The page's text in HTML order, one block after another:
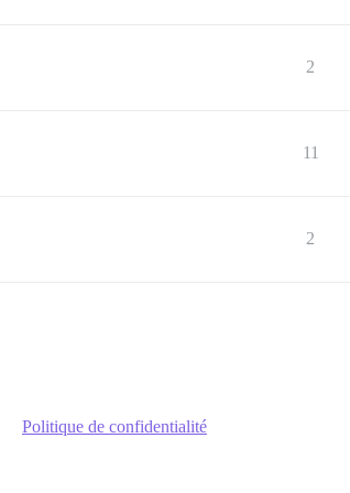
2
11
2
Politique de confidentialité